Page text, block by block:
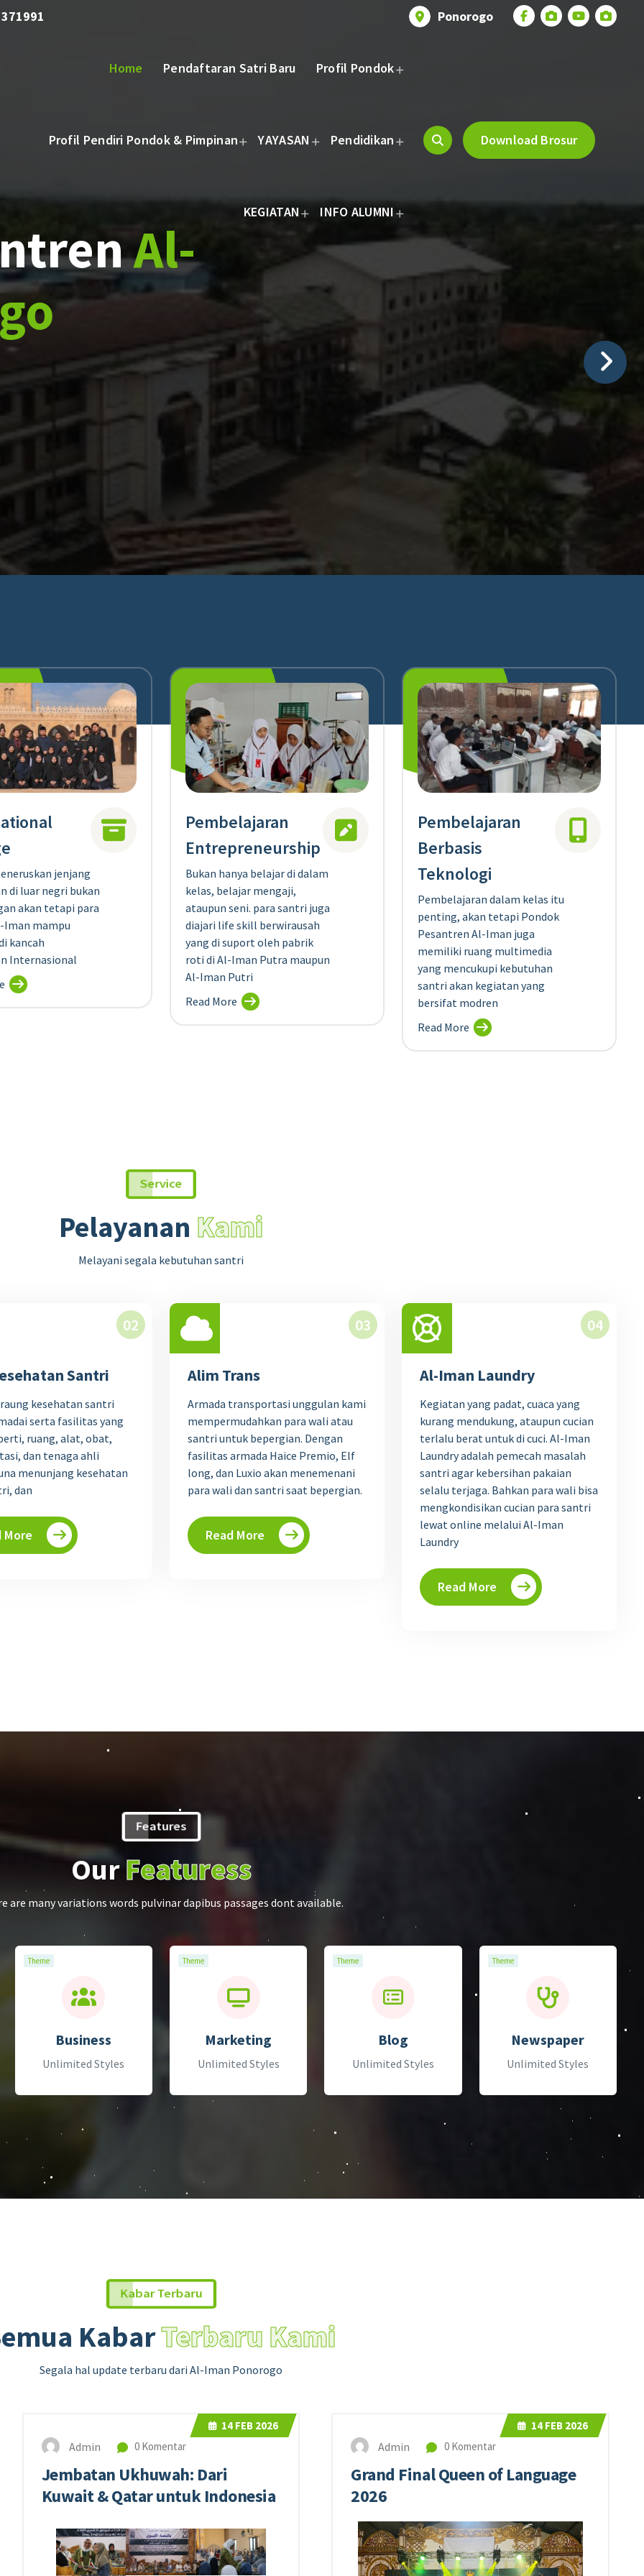
Ponorogo
Home Pendaftaran Satri Baru Profil Pondok
Profil Pendiri Pondok & Pimpinan YAYASAN Pendidikan
KEGIATAN INFO ALUMNI
Download Brosur
Al-
jenjang
di luar negri bukan
akan tetapi para
Iman mampu
kancah
Internasional
Pembelajaran
Entrepreneurship
Bukan hanya belajar di dalam
kelas, belajar mengaji,
ataupun seni. para santri juga
diajari life skill berwirausah
yang di suport oleh pabrik
roti di Al-Iman Putra maupun
Al-Iman Putri
Read More
Pembelajaran
Berbasis
Teknologi
Pembelajaran dalam kelas itu
penting, akan tetapi Pondok
Pesantren Al-Iman juga
memiliki ruang multimedia
yang mencukupi kebutuhan
santri akan kegiatan yang
bersifat modren
Read More
Service
Pelayanan Kami
Melayani segala kebutuhan santri
02
Santri
kesehatan santri
serta fasilitas yang
ruang, alat, obat,
dan tenaga ahli
menunjang kesehatan
dan
More
03
Alim Trans
Armada transportasi unggulan kami
mempermudahkan para wali atau
santri untuk bepergian. Dengan
fasilitas armada Haice Premio, Elf
long, dan Luxio akan menemenani
para wali dan santri saat bepergian.
Read More
04
Al-Iman Laundry
Kegiatan yang padat, cuaca yang
kurang mendukung, ataupun cucian
terlalu berat untuk di cuci. Al-Iman
Laundry adalah pemecah masalah
santri agar kebersihan pakaian
selalu terjaga. Bahkan para wali bisa
mengkondisikan cucian para santri
lewat online melalui Al-Iman
Laundry
Read More
Features
OurFeaturess
are many variations words pulvinar dapibus passages dont available.
Theme
Business
Unlimited Styles
Theme
Marketing
Unlimited Styles
Theme
Blog
Unlimited Styles
Theme
Newspaper
Unlimited Styles
Kabar Terbaru
KabarTerbaru Kami
Segala hal update terbaru dari Al-Iman Ponorogo
14 FEB 2026
Admin 0 Komentar
Jembatan Ukhuwah: Dari
Kuwait & Qatar untuk Indonesia
14FEB 2026
Admin 0 Komentar
Grand Final Queen of Language
2026